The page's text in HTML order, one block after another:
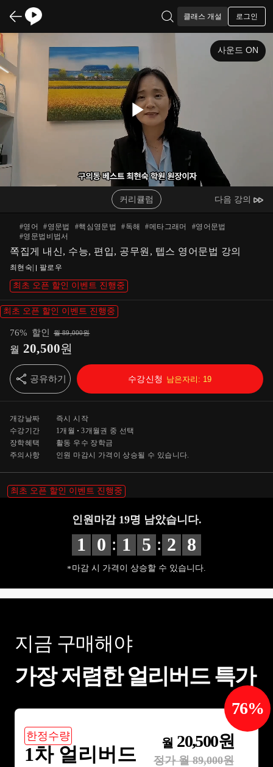
클래스 개설 로그인
Play
Video
사운드 ON
커리큘럼 다음 강의
#영어 #영문법 #핵심영문법 #독해 #메타그래머 #영어문법
#영문법비법서
쪽집게 내신, 수능, 편입, 공무원, 텝스 영어문법 강의
최현숙 팔로우
최초 오픈 할인 이벤트 진행중
최초 오픈 할인 이벤트 진행중
76% 할인 월89,000원
월 20,500원
공유하기 수강신청 남은자리: 19
개강날짜
즉시 시작
수강기간
1개월 3개월 권 중 선택
장학혜택
활동 우수 장학금
주의사항
인원 마감시 가격이 상승될 수 있습니다.
최초 오픈 할인 이벤트 진행중
인원마감 19명 남았습니다.
1 0 : 1 5 : 2 7
마감 시 가격이 상승할 수 있습니다.
지금 구매해야
가장 저렴한 얼리버드 특가
한정수량
1차 얼리버드
월 20,500원
정가 월89,000원
76%